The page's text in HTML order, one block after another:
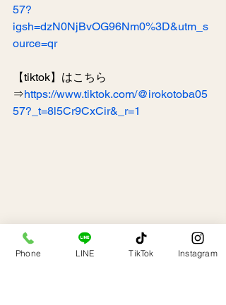
57?
igsh=dzN0NjBvOG96Nm0%3D&utm_s
ource=qr
【tiktok】はこちら
⇒https://www.tiktok.com/@irokotoba05
57?_t=8l5Cr9CxCir&_r=1
Phone LINE TikTok Instagram